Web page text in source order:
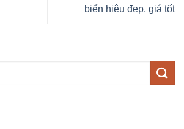
biển hiệu đẹp, giá tốt